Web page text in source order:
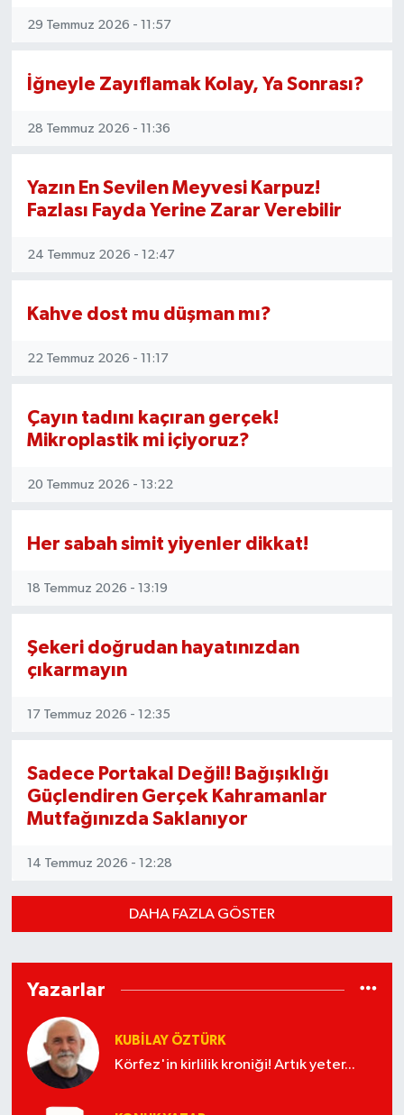
29 Temmuz 2026 - 11:57
İğneyle Zayıflamak Kolay, Ya Sonrası?
28 Temmuz 2026 - 11:36
Yazın En Sevilen Meyvesi Karpuz!
Fazlası Fayda Yerine Zarar Verebilir
24 Temmuz 2026 - 12:47
Kahve dost mu düşman mı?
22 Temmuz 2026 - 11:17
Çayın tadını kaçıran gerçek!
Mikroplastik mi içiyoruz?
20 Temmuz 2026 - 13:22
Her sabah simit yiyenler dikkat!
18 Temmuz 2026 - 13:19
Şekeri doğrudan hayatınızdan
çıkarmayın
17 Temmuz 2026 - 12:35
Sadece Portakal Değil! Bağışıklığı
Güçlendiren Gerçek Kahramanlar
Mutfağınızda Saklanıyor
14 Temmuz 2026 - 12:28
DAHA FAZLA GÖSTER
Yazarlar
KUBİLAY ÖZTÜRK
Körfez'in kirlilik kroniği! Artık yeter...
KÜLTÜR-SANAT
MAGAZİN
Manyas
OTOMOTİV
Resmi İlanlar
Savaştepe
SİYASET
Sındırgı
SÜRMANŞET
TARİHTE BUGÜN
TEKNOLOJİ
Trend